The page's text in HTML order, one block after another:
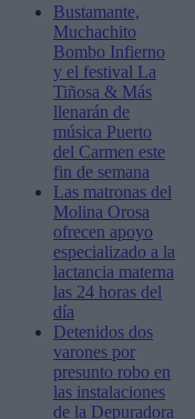
Bustamante,
Muchachito
Bombo Infierno
y el festival La
Tiñosa & Más
llenarán de
música Puerto
del Carmen este
fin de semana
Las matronas del
Molina Orosa
ofrecen apoyo
especializado a la
lactancia materna
las 24 horas del
día
Detenidos dos
varones por
presunto robo en
las instalaciones
de la Depuradora